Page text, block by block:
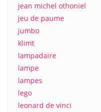
jean michel othoniel
jeu de paume
jumbo
klimt
lampadaire
lampe
lampes
lego
leonard de vinci